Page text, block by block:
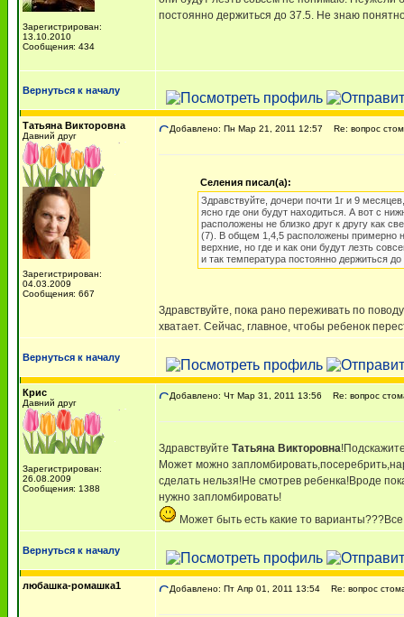
Зарегистрирован:
13.10.2010
Сообщения: 434
постоянно держиться до 37.5. Не знаю
Вернуться к началу
Татьяна Викторовна
Давний друг
Зарегистрирован:
04.03.2009
Сообщения: 667
Добавлено: Пн Мар 21, 2011 12:57 Re: вопрос
Селения писал(а):
Здравствуйте, дочери почти 1г и 9
ясно где они будут находиться. А вот с
расположены не близко друг к другу как
(7). В общем 1,4,5 расположены примерно
верхние, но где и как они будут лезть
и так температура постоянно держиться
Здравствуйте, пока рано переживать по
хватает. Сейчас, главное, чтобы ребенок
Вернуться к началу
Крис
Давний друг
Зарегистрирован:
26.08.2009
Сообщения: 1388
Добавлено: Чт Мар 31, 2011 13:56 Re: вопрос
Здравствуйте Татьяна Викторовна
Может можно
сделать нельзя!Не смотрев ребенка!Вроде
нужно запломбировать!
Может быть есть какие то
Вернуться к началу
любашка-ромашка1 Добавлено: Пт Апр 01, 2011 13:54 Re: вопрос